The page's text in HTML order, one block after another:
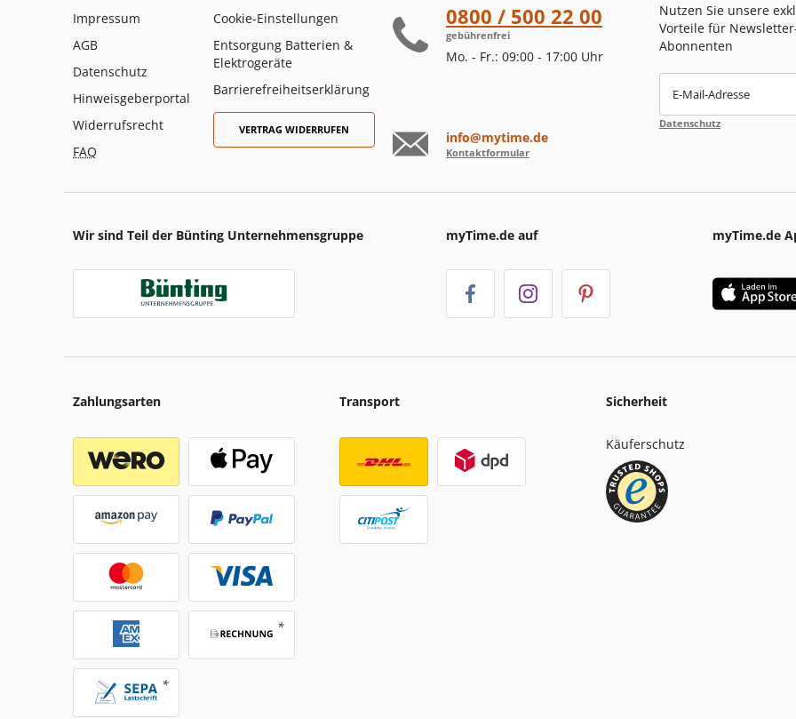
Impressum
AGB
Datenschutz
Hinweisgeberportal
Widerrufsrecht
FAQ
Cookie-Einstellungen
Entsorgung Batterien &
Elektrogeräte
Barrierefreiheitserklärung
VERTRAG WIDERRUFEN
0800 / 500 22 00
gebührenfrei
Mo. - Fr.: 09:00 - 17:00 Uhr
info@mytime.de
Kontaktformular
Nutzen Sie unsere
Vorteile für
Abonnenten
E-Mail-Adresse
Datenschutz
Wir sind Teil der Bünting Unternehmensgruppe myTime.de auf myTime.de
Zahlungsarten Transport Sicherheit
Käuferschutz